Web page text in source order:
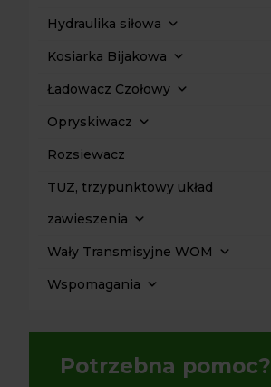
Hydraulika siłowa
Kosiarka Bijakowa
Ładowacz Czołowy
Opryskiwacz
Rozsiewacz
TUZ, trzypunktowy układ
zawieszenia
Wały Transmisyjne WOM
Wspomagania
Potrzebna pomoc?